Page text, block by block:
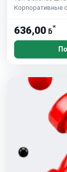
Корпоративные
636,00 ƃ*